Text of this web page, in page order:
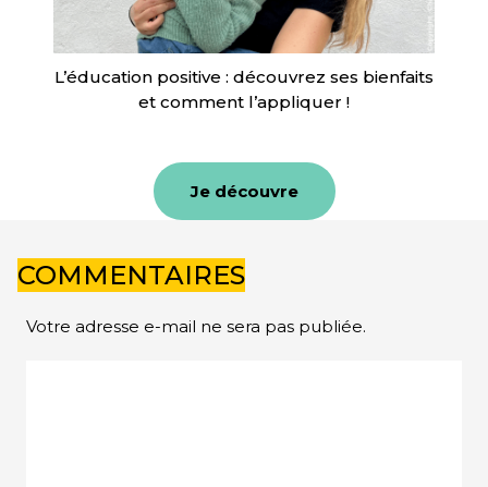
L’éducation positive : découvrez ses bienfaits
et comment l’appliquer !
Je découvre
COMMENTAIRES
Votre adresse e-mail ne sera pas publiée.